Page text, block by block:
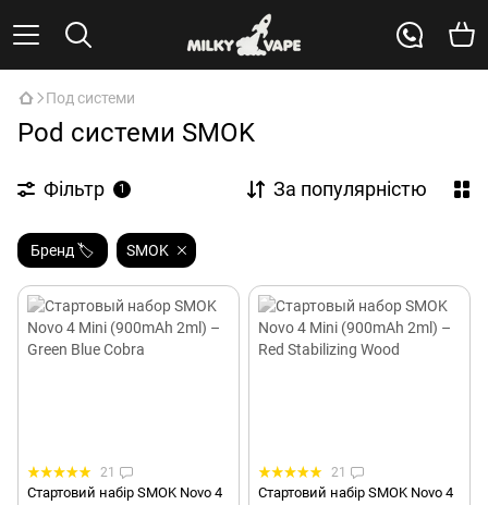
Под системи
Pod системи SMOK
Фільтр 1 За популярністю
Бренд 🏷️ SMOK
21
Стартовий набір SMOK Novo 4
21
Стартовий набір SMOK Novo 4